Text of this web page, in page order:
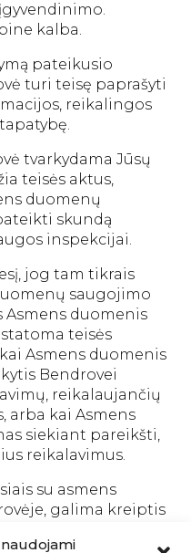
naudojami
kalba.
pateikusio
turi teisę paprašyti
reikalingos
tvarkydama Jūsų
teisės aktus,
duomenų
skundą
inspekcijai.
jog tam tikrais
saugojimo
duomenis
teisės
Asmens duomenis
Bendrovei
reikalaujančių
arba kai Asmens
siekiant pareikšti,
reikalavimus.
su asmens
galima kreiptis